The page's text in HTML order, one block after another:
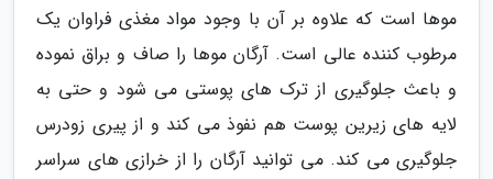
موها است که علاوه بر آن با وجود مواد مغذی فراوان یک
مرطوب کننده عالی است. آرگان موها را صاف و براق نموده
و باعث جلوگیری از ترک های پوستی می شود و حتی به
لایه های زیرین پوست هم نفوذ می کند و از پیری زودرس
جلوگیری می کند. می توانید آرگان را از خرازی های سراسر